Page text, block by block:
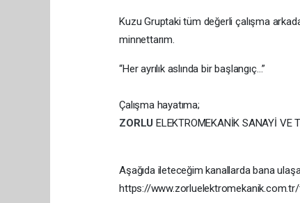
Kuzu Gruptaki tüm değerli çalışma
minnettarım.
“Her ayrılık aslında bir başlangıç…”
Çalışma hayatıma;
ZORLU ELEKTROMEKANİK SANAYİ
Aşağıda ileteceğim kanallarda bana
https://